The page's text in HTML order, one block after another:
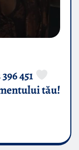
451
tău!